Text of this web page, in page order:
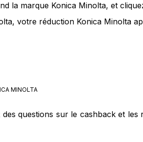
la marque Konica Minolta, et
votre réduction Konica Minolta
MINOLTA
questions sur le cashback et